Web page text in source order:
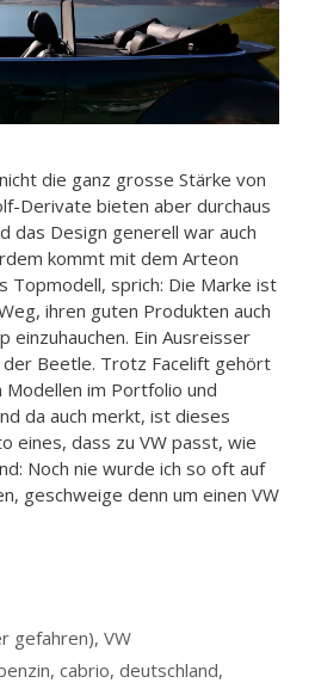
die ganz grosse Stärke von
Derivate bieten aber durchaus
das Design generell war auch
kommt mit dem Arteon
Topmodell, sprich: Die Marke ist
ihren guten Produkten auch
einzuhauchen. Ein Ausreisser
Beetle. Trotz Facelift gehört
im Portfolio und
da auch merkt, ist dieses
eines, dass zu VW passt, wie
Noch nie wurde ich so oft auf
geschweige denn um einen VW
gefahren), VW
, cabrio, deutschland,